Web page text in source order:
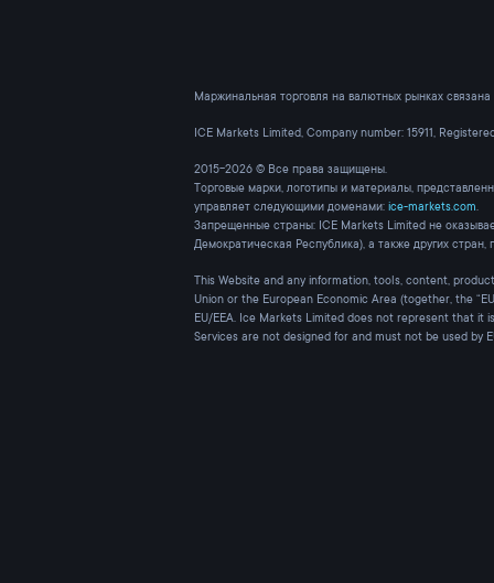
Маржинальная торговля на валютных рынках
ICE Markets Limited, Company number: 15911,
2015-2026 © Все права защищены.
Торговые марки, логотипы и материалы,
управляет следующими доменами: ice-markets.com.
Запрещенные страны: ICE Markets Limited не
Демократическая Республика), а также других
This Website and any information, tools, content,
Union or the European Economic Area (together, the
EU/EEA. Ice Markets Limited does not represent that it
Services are not designed for and must not be used by